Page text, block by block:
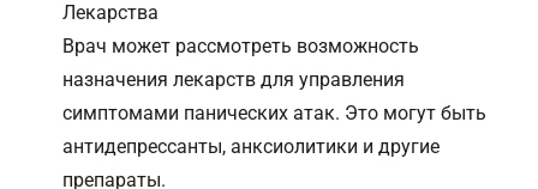
Лекарства
Врач может рассмотреть возможность
назначения лекарств для управления
симптомами панических атак. Это могут быть
антидепрессанты, анксиолитики и другие
препараты.